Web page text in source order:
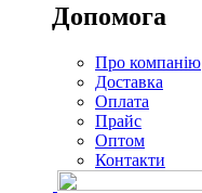
Допомога
Про компанію
Доставка
Оплата
Прайс
Оптом
Контакти